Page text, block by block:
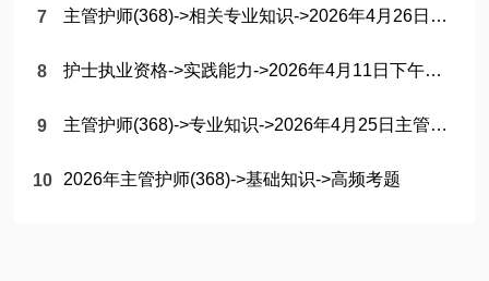
主管护师(368)->相关专业知识->2026年4月26日主管护师(相关专业知识)考后估分
护士执业资格->实践能力->2026年4月11日下午护资《实践能力》考后估分
主管护师(368)->专业知识->2026年4月25日主管护师(专业知识)考后估分
2026年主管护师(368)->基础知识->高频考题